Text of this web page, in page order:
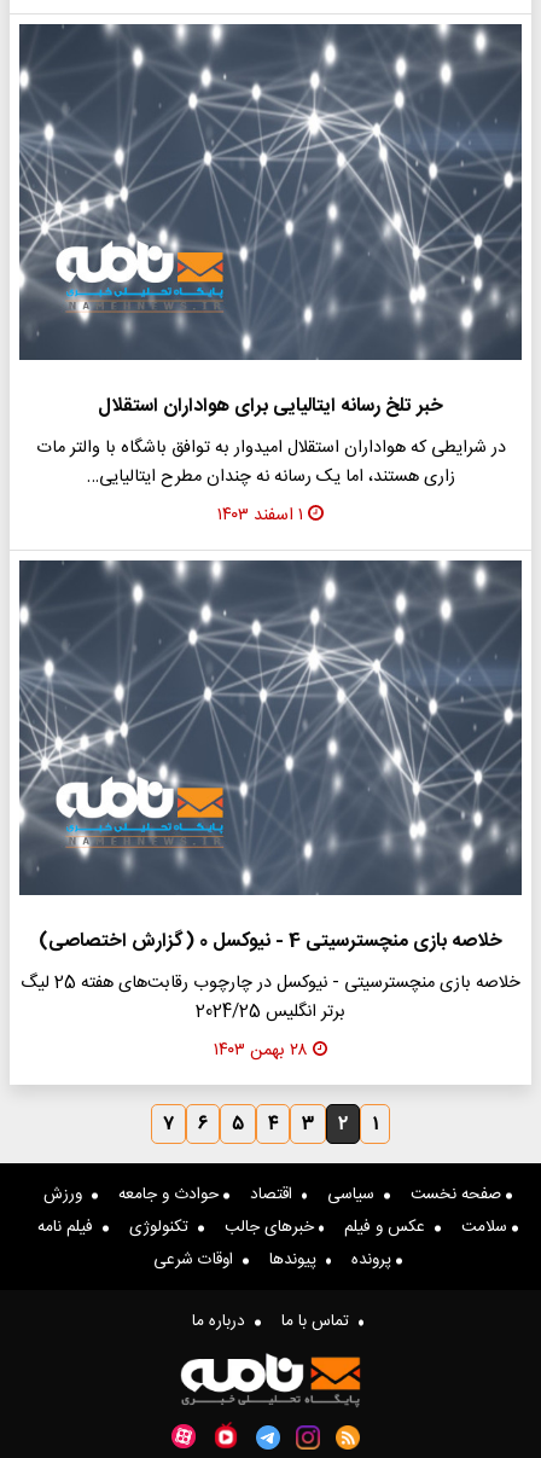
خبر تلخ رسانه ایتالیایی برای هواداران استقلال
در شرایطی که هواداران استقلال امیدوار به توافق باشگاه با والتر مات
زاری هستند، اما یک رسانه نه چندان مطرح ایتالیایی…
۱ اسفند ۱۴۰۳
خلاصه بازی منچسترسیتی 4 - نیوکسل 0 (گزارش اختصاصی)
خلاصه بازی منچسترسیتی - نیوکسل در چارچوب رقابت‌های هفته 25 لیگ
برتر انگلیس 2024/25
۲۸ بهمن ۱۴۰۳
۱ ۲ ۳ ۴ ۵ ۶ ۷
صفحه نخست سیاسی اقتصاد حوادث و جامعه
ورزش
سلامت
عکس و فیلم خبرهای جالب تکنولوژی
فیلم نامه
پرونده
پیوندها اوقات شرعی
تماس با ما درباره ما